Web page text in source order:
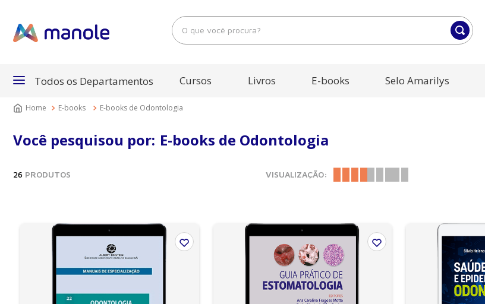
O que você procura?
Todos os Departamentos Cursos Livros E-books Selo Amarilys
E-books E-books de Odontologia
Você pesquisou por: E-books de Odontologia
26 PRODUTOS VISUALIZAÇÃO: